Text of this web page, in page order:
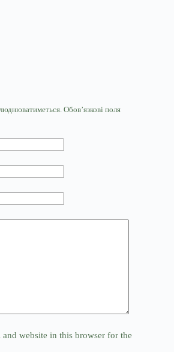
Обов’язкові поля
and website in this browser for the